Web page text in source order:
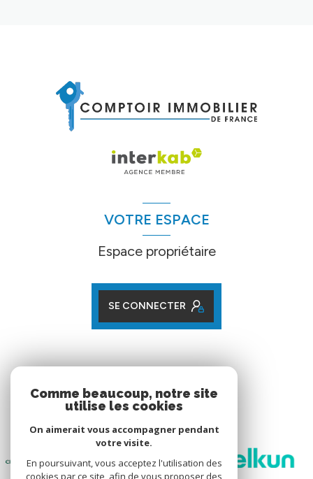
VOTRE ESPACE
Espace propriétaire
SE CONNECTER
Nos partenaires
Comme beaucoup, notre site
utilise les cookies
On aimerait vous accompagner pendant
votre visite.
En poursuivant, vous acceptez l'utilisation des
cookies par ce site, afin de vous proposer des